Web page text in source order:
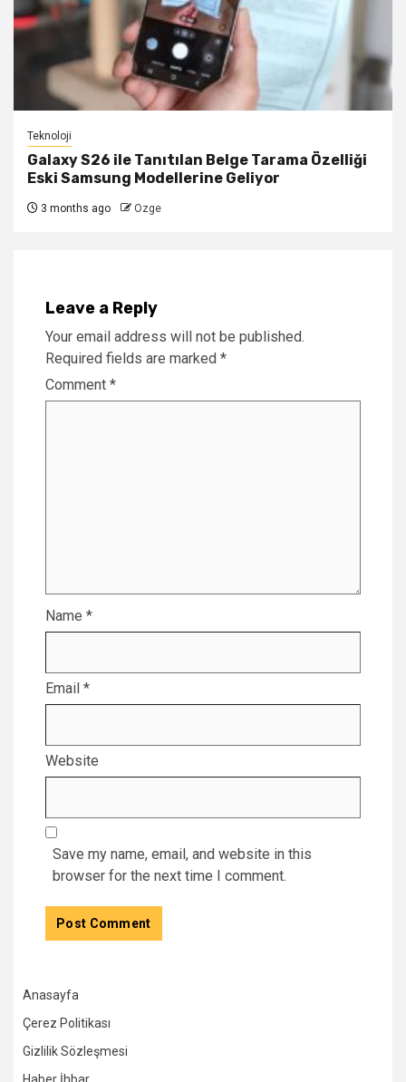
Teknoloji
Galaxy S26 ile Tanıtılan Belge Tarama Özelliği
Eski Samsung Modellerine Geliyor
3 months ago Ozge
Leave a Reply
Your email address will not be published.
Required fields are marked *
Comment *
Name *
Email *
Website
Save my name, email, and website in this
browser for the next time I comment.
Anasayfa
Çerez Politikası
Gizlilik Sözleşmesi
Haber İhbar